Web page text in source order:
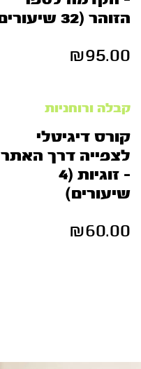
הזוהר (32 שיעורים)
₪95.00
קבלה ורוחניות
קורס דיגיטלי
לצפייה דרך האתר
– זוגיות (4
שיעורים)
₪60.00